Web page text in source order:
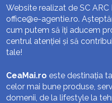
Website realizat de SC
office@e-agentie.ro.
cum putem să îți aducem
centrul atenției și să
tale!
CeaMai.ro este destinația
celor mai bune produse,
domenii, de la lifestyle la